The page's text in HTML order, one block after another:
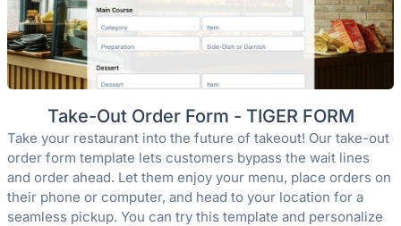
Take-Out Order Form - TIGER FORM
Take your restaurant into the future of takeout! Our take-out
order form template lets customers bypass the wait lines
and order ahead. Let them enjoy your menu, place orders on
their phone or computer, and head to your location for a
seamless pickup. You can try this template and personalize